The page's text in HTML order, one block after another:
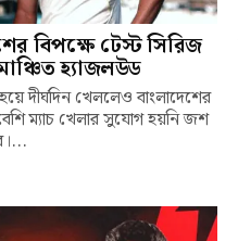
বিপক্ষে টেস্ট সিরিজ
হ্যাজলউড
দীর্ঘদিন খেললেও বাংলাদেশের
ম্যাচ খেলার সুযোগ হয়নি জশ